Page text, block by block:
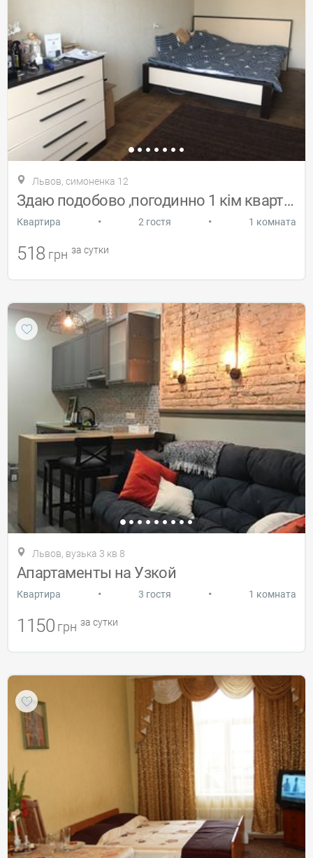
Львов, симоненка 12
Здаю подобово ,погодинно 1 кім квартиру
Квартира • 2 гостя • 1 комната
518 грн за сутки
Львов, вузька 3 кв 8
Апартаменты на Узкой
Квартира • 3 гостя • 1 комната
1150 грн за сутки